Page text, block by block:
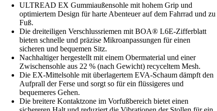
ULTREAD EX Gummiaußensohle mit hohem Grip und
optimiertem Design für harte Abenteuer auf dem Fahrrad und zu
Fuß.
Die dreiteiligen Verschlussriemen mit BOA® L6E-Zifferblatt
bieten schnelle und präzise Mikroanpassungen für einen
sicheren und bequemen Sitz.
Nachhaltiger hergestellt mit einem Obermaterial und einer
Zwischensohle aus 22 % (nach Gewicht) recyceltem Mesh.
Die EX-Mittelsohle mit überlagertem EVA-Schaum dämpft den
Aufprall der Ferse und sorgt so für ein flüssigeres und
bequemeres Gehen.
Die breitere Kontaktzone im Vorfußbereich bietet einen